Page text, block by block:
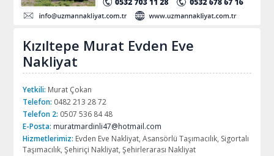
Kızıltepe Murat Evden Eve
Nakliyat
Yetkili: Murat Çokan
Telefon: 0482 213 28 72
Telefon 2: 0507 536 84 48
E-Posta: muratmardinli47@hotmail.com
Hizmetlerimiz: Evden Eve Nakliyat, Asansörlü Taşımacılık, Sigortalı
Taşımacılık, Şehiriçi Nakliyat, Şehirlerarası Nakliyat